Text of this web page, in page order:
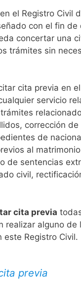
el Registro Civil
con el fin de
concertar una
trámites sin
cita previa en
servicio
corrección de
de
al
de sentencias
civil,
cita previa
realizar alguno de
este Registro Civil.​
previa